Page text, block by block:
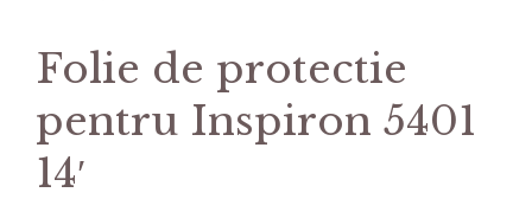
Folie de protectie
pentru Inspiron 5401
14′